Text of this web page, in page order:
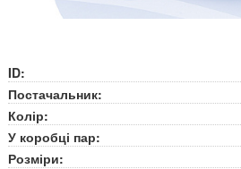
ID:
Постачальник:
Колір:
У коробці пар:
Розміри: